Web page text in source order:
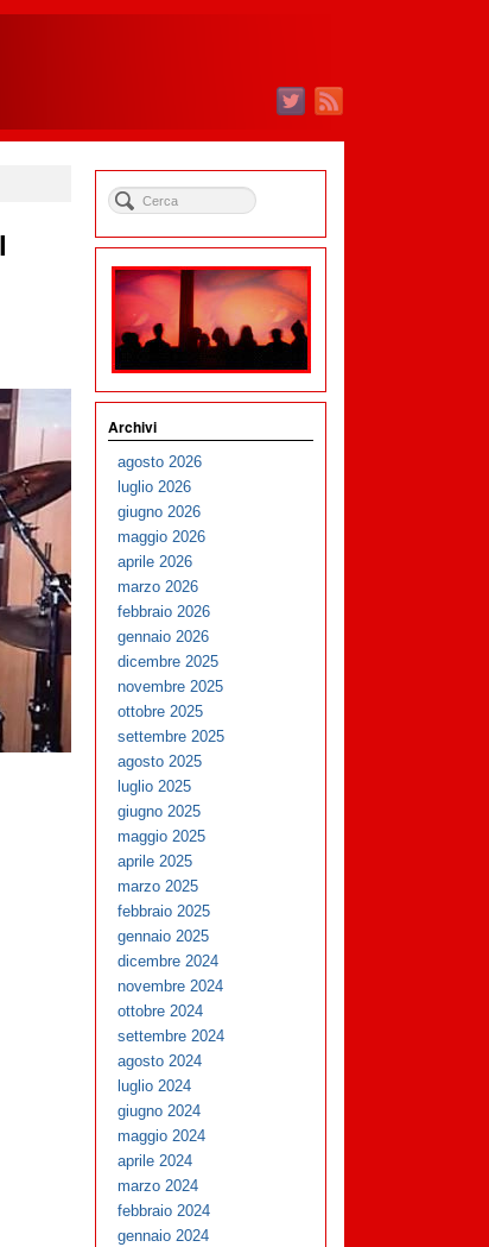
Archivi
agosto 2026
luglio 2026
giugno 2026
maggio 2026
aprile 2026
marzo 2026
febbraio 2026
gennaio 2026
dicembre 2025
novembre 2025
ottobre 2025
settembre 2025
agosto 2025
luglio 2025
giugno 2025
maggio 2025
aprile 2025
marzo 2025
febbraio 2025
gennaio 2025
dicembre 2024
novembre 2024
ottobre 2024
settembre 2024
agosto 2024
luglio 2024
giugno 2024
maggio 2024
aprile 2024
marzo 2024
febbraio 2024
gennaio 2024